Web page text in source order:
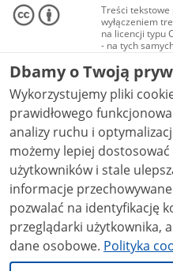
Treści tekstowe
wyłączeniem
na licencji typu
- na tych
Materiały
audio i wideo,
Creative
niekomercyjne -
NC-ND 4.0), o
Dbamy o Twoją
Wykorzystujemy pliki
prawidłowego
analizy ruchu i optymalizacji
możemy lepiej
użytkowników i stale ulepszać
informacje
pozwalać na identyfikację
przeglądarki użytkownika,
dane osobowe. Polityka